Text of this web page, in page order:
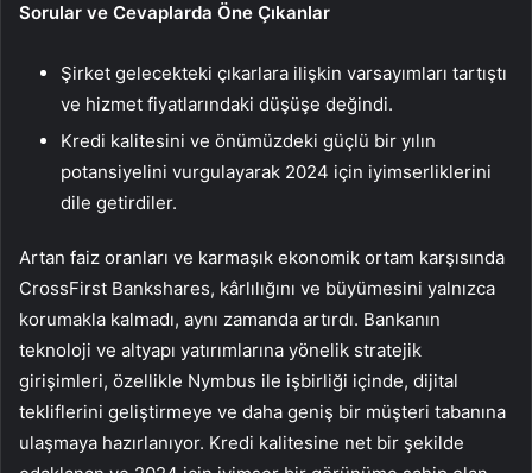
Sorular ve Cevaplarda Öne Çıkanlar
Şirket gelecekteki çıkarlara ilişkin varsayımları tartıştı
ve hizmet fiyatlarındaki düşüşe değindi.
Kredi kalitesini ve önümüzdeki güçlü bir yılın
potansiyelini vurgulayarak 2024 için iyimserliklerini
dile getirdiler.
Artan faiz oranları ve karmaşık ekonomik ortam karşısında
CrossFirst Bankshares, kârlılığını ve büyümesini yalnızca
korumakla kalmadı, aynı zamanda artırdı. Bankanın
teknoloji ve altyapı yatırımlarına yönelik stratejik
girişimleri, özellikle Nymbus ile işbirliği içinde, dijital
tekliflerini geliştirmeye ve daha geniş bir müşteri tabanına
ulaşmaya hazırlanıyor. Kredi kalitesine net bir şekilde